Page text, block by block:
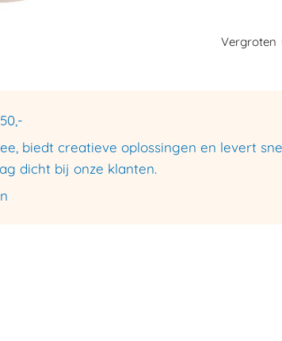
biedt creatieve oplossingen en levert
dicht bij onze klanten.